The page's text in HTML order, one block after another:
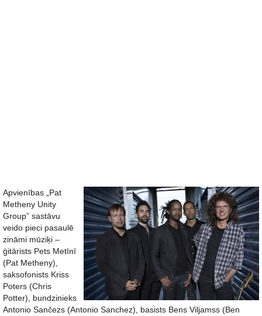
Apvienības „Pat
Metheny Unity
Group” sastāvu
veido pieci pasaulē
zināmi mūziķi –
ģitārists Pets Metīnī
(Pat Metheny),
saksofonists Kriss
Poters (Chris
Potter), bundzinieks
Antonio Sančezs (Antonio Sanchez), basists Bens Viljamss (Ben